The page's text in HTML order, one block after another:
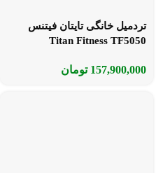
تردمیل خانگی تایتان فیتنس
Titan Fitness TF5050
157,900,000 تومان